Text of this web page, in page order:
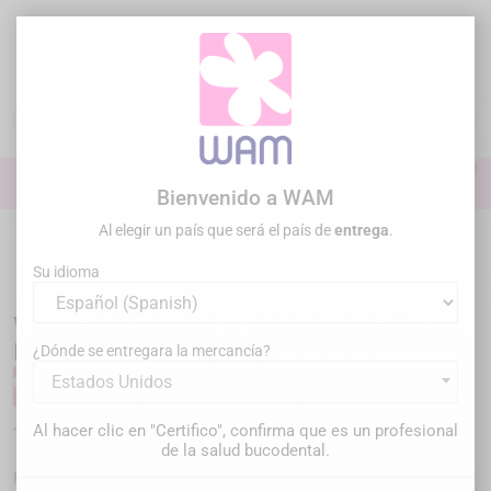
Descementado WAM'X - descementar pernos /
Levanta muñones y coronas Richmond - Intro kit
WAM'X® - Levanta muñones y coronas
Richmond - Intro kit
766,00 € imp. incl.
Referencia :
Bienvenido a WAM
Al elegir un país que será el país deentrega.
Su idioma
¿Dónde se entregara la mercancía?
Estados Unidos
Al hacer clic en "Certifico", confirma que es un profesional
de la salud bucodental.